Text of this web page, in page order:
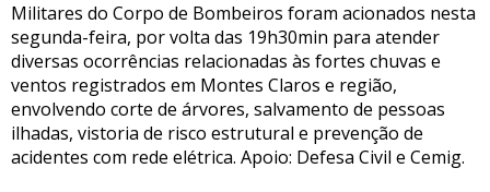
Militares do Corpo de Bombeiros foram acionados nesta
segunda-feira, por volta das 19h30min para atender
diversas ocorrências relacionadas às fortes chuvas e
ventos registrados em Montes Claros e região,
envolvendo corte de árvores, salvamento de pessoas
ilhadas, vistoria de risco estrutural e prevenção de
acidentes com rede elétrica. Apoio: Defesa Civil e Cemig.